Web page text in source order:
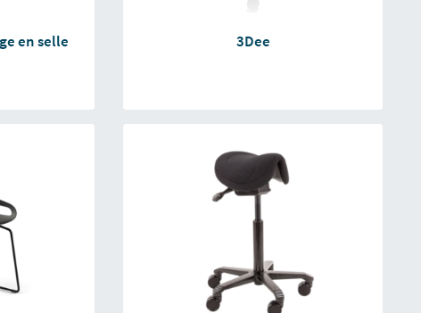
en selle 3Dee